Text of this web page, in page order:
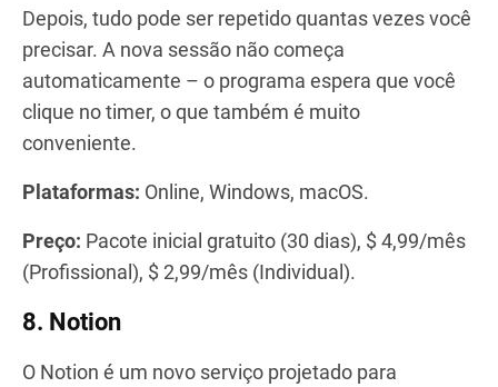
Depois, tudo pode ser repetido quantas vezes você
precisar. A nova sessão não começa
automaticamente – o programa espera que você
clique no timer, o que também é muito
conveniente.
Plataformas: Online, Windows, macOS.
Preço: Pacote inicial gratuito (30 dias), $ 4,99/mês
(Profissional), $ 2,99/mês (Individual).
8. Notion
O Notion é um novo serviço projetado para